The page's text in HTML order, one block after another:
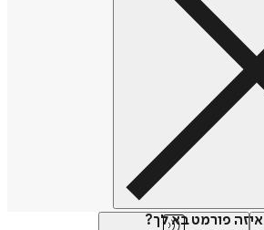
איזה פורמט בא לך?